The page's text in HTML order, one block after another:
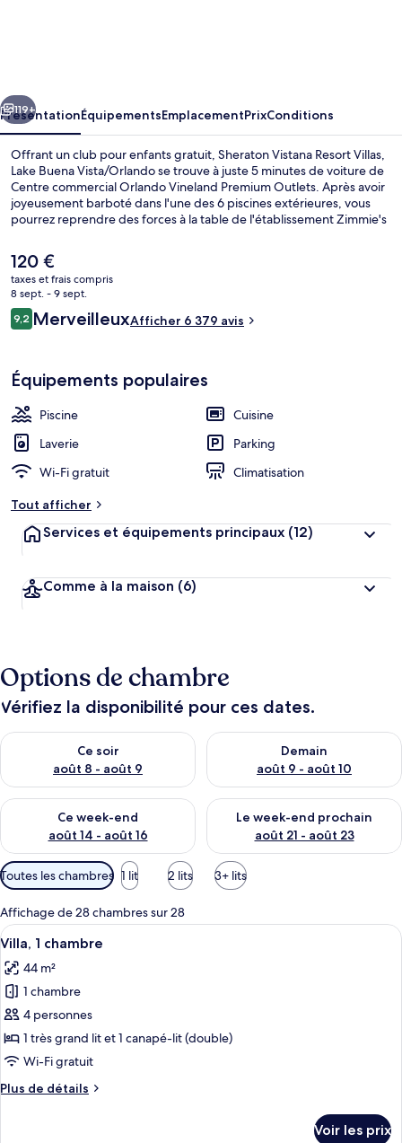
Lake
Buena
Vista/Orlando
Suivant
119+
PrésentationÉquipementsEmplacementPrixConditions
Offrant un club pour enfants gratuit, Sheraton Vistana Resort Villas,
Lake Buena Vista/Orlando se trouve à juste 5 minutes de voiture de
Centre commercial Orlando Vineland Premium Outlets. Après avoir
joyeusement barboté dans l'une des 6 piscines extérieures, vous
pourrez reprendre des forces à la table de l'établissement Zimmie's
spécialités Cuisine américaine et est ouvert pour le déjeuner et le
dîner. Vous profiterez ici de 2 bars en bord de piscine, d'un bar /
salon, ainsi que d'agréables petits plus dans votre chambre, tels
qu'une cuisine et un lave-linge/sèche-linge. La piscine
rafraîchissante et l'excellence du service de chambre remportent un
franc succès auprès des autres voyageurs.
Le
prix
actuel
est
de
120 €
taxes et frais compris
8 sept. - 9 sept.
Avis
voyageurs
9,29,2 sur 10
MerveilleuxAfficher 6 379 avis
Équipements populaires
Piscine
Cuisine
Laverie
Parking
Wi-Fi gratuit
Climatisation
Tout afficher
Services et équipements principaux (12)
Comme à la maison (6)
Options de chambre
Vérifiez la disponibilité pour ces dates.
Ce soir
août 8 - août 9
Vérifier la disponibilité pour ce soir août 8 - août 9
Demain
août 9 - août 10
Vérifier la disponibilité pour
Ce week-end
août 14 - août 16
Vérifier la disponibilité pour ce week-end août 14 - août 16
Le week-end prochain
août 21 - août 23
Vérifier la disponibilité pour
Filtres
disponibles
pour
les
chambres
Toutes les chambres 1 lit 2 lits 3+ lits
Affichage de 28 chambres sur 28
Afficher
toutes
les
photos
pour
ce
type
chambre :
Un lit bien fait, avec du linge de lit
3
Villa, 1 chambre
44 m²
1 chambre
4 personnes
1 très grand lit et 1 canapé-lit (double)
Wi-Fi gratuit
Plus de détails
Plus
Voir les prix